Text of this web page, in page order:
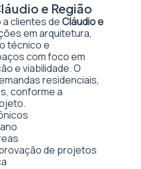
e Região
clientes deCláudio e
em arquitetura,
técnico e
com foco em
e viabilidade. O
residenciais,
conforme a
de projetos